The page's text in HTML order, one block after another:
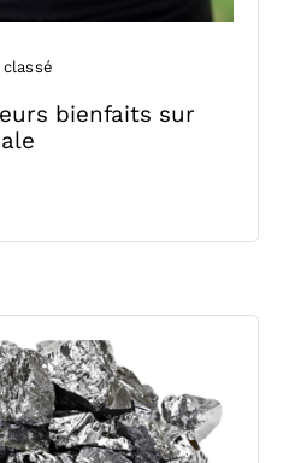
classé
bienfaits sur